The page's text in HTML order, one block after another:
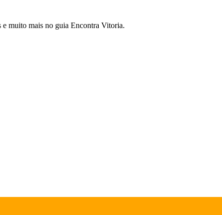
e muito mais no guia Encontra Vitoria.